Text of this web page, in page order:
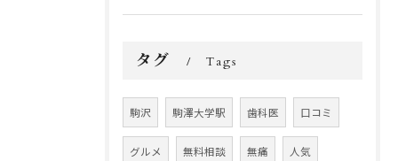
タグ Tags
駒沢 駒澤大学駅 歯科医 口コミ
グルメ 無料相談 無痛 人気